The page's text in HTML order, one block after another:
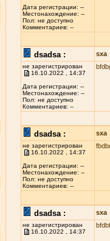
Дата регистрации: --
Местонахождение: --
Пол: не доступно
Комментариев: --
dsadsa : sxa
не зарегистрирован
16.10.2022 , 14:37
Дата регистрации: --
Местонахождение: --
Пол: не доступно
Комментариев: --
dsadsa : sxa
не зарегистрирован
16.10.2022 , 14:37
Дата регистрации: --
Местонахождение: --
Пол: не доступно
Комментариев: --
dsadsa : sxa
не зарегистрирован
16.10.2022 , 14:37
bfdbf